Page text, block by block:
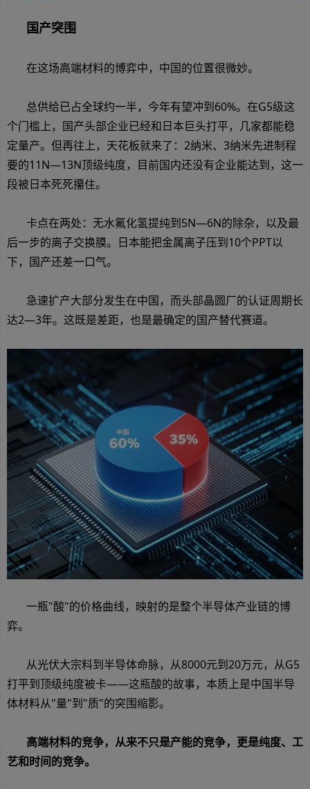
国产突围
在这场高端材料的博弈中，中国的位置很微妙。
总供给已占全球约一半，今年有望冲到60%。在G5级这
个门槛上，国产头部企业已经和日本巨头打平，几家都能稳
定量产。但再往上，天花板就来了：2纳米、3纳米先进制程
要的11N—13N顶级纯度，目前国内还没有企业能达到，这一
段被日本死死攥住。
卡点在两处：无水氟化氢提纯到5N—6N的除杂，以及最
后一步的离子交换膜。日本能把金属离子压到10个PPT以
下，国产还差一口气。
急速扩产大部分发生在中国，而头部晶圆厂的认证周期长
达2—3年。这既是差距，也是最确定的国产替代赛道。
一瓶"酸"的价格曲线，映射的是整个半导体产业链的博
弈。
从光伏大宗料到半导体命脉，从8000元到20万元，从G5
打平到顶级纯度被卡——这瓶酸的故事，本质上是中国半导
体材料从"量"到"质"的突围缩影。
高端材料的竞争，从来不只是产能的竞争，更是纯度、工
艺和时间的竞争。